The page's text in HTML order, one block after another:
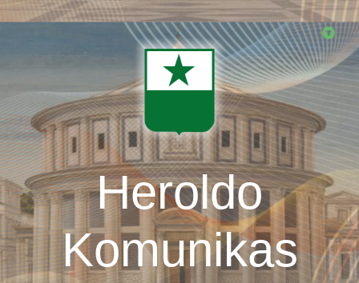
Skip
Heroldo
Komunikas